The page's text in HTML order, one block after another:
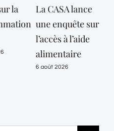
la
La CASA lance
une enquête sur
l’accès à l’aide
alimentaire
6 août 2026